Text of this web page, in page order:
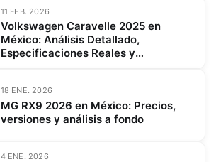
11 FEB. 2026
Volkswagen Caravelle 2025 en
México: Análisis Detallado,
Especificaciones Reales y
18 ENE. 2026
MG RX9 2026 en México: Precios,
versiones y análisis a fondo
4 ENE. 2026